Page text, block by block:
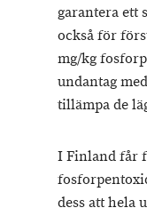
garantera ett
också för
mg/kg
undantag
tillämpa de
I Finland får
dess att hela